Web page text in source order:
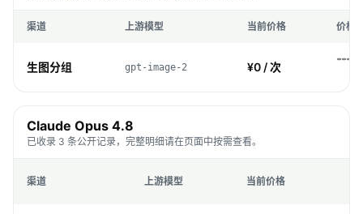
渠道 上游模型 当前价格 价格
生图分组 gpt-image-2 ¥0 / 次
Claude Opus 4.8
已收录 3 条公开记录，完整明细请在页面中按需查看。
渠道 上游模型 当前价格